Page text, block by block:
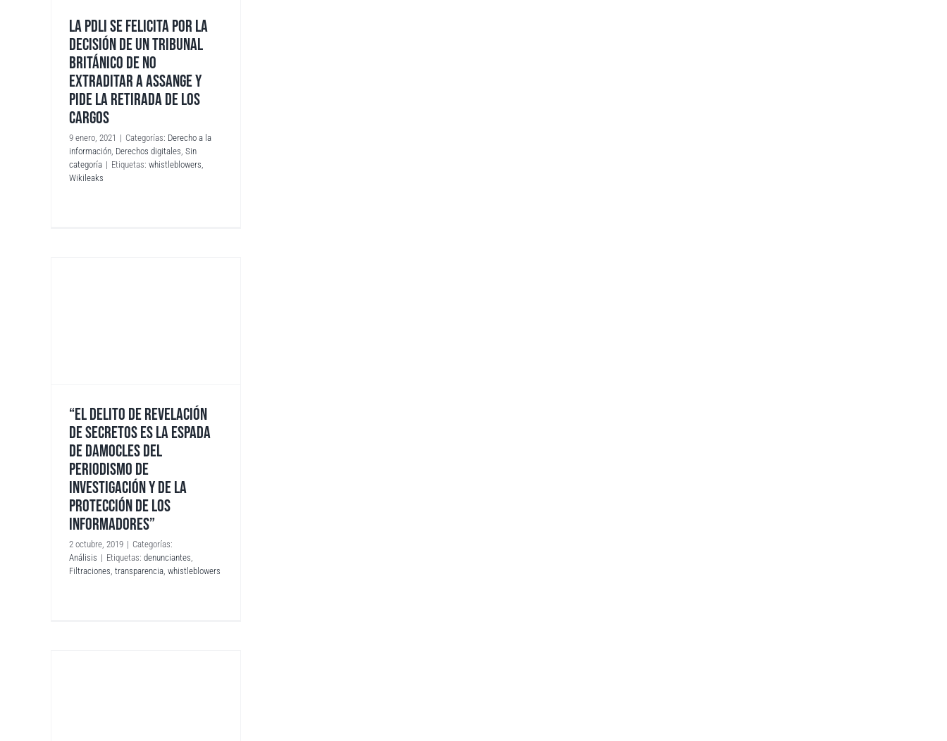
LA PDLI SE FELICITA POR LA
DECISIÓN DE UN TRIBUNAL
BRITÁNICO DE NO
EXTRADITAR A ASSANGE Y
PIDE LA RETIRADA DE LOS
CARGOS
9 enero, 2021 | Categorías: Derecho a la
información, Derechos digitales, Sin
categoría | Etiquetas: whistleblowers,
Wikileaks
“EL DELITO DE REVELACIÓN
DE SECRETOS ES LA ESPADA
DE DAMOCLES DEL
PERIODISMO DE
INVESTIGACIÓN Y DE LA
PROTECCIÓN DE LOS
INFORMADORES”
2 octubre, 2019 | Categorías:
Análisis | Etiquetas: denunciantes
Filtraciones transparencia whistleblowers